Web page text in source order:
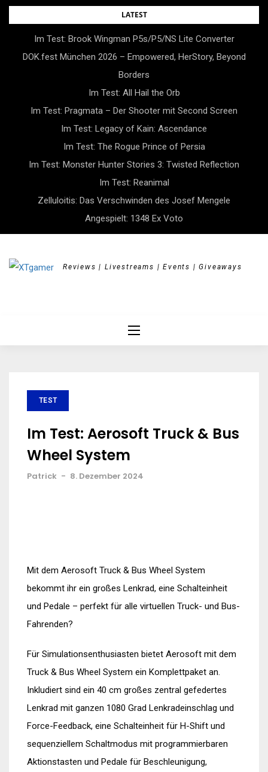
Skip
LATEST
Im Test: Brook Wingman P5s/P5/NS Lite Converter
DOK.fest München 2026 – Empowered, HerStory, Beyond
Borders
Im Test: All Hail the Orb
Im Test: Pragmata – Der Shooter mit Second Screen
Im Test: Legacy of Kain: Ascendance
Im Test: The Rogue Prince of Persia
Im Test: Monster Hunter Stories 3: Twisted Reflection
Im Test: Reanimal
Zelluloitis: Das Verschwinden des Josef Mengele
Angespielt: 1348 Ex Voto
Reviews | Livestreams | Events | Giveaways
TEST
Im Test: Aerosoft Truck & Bus
Wheel System
Patrick - 8. Dezember 2024
Mit dem Aerosoft Truck & Bus Wheel System
bekommt ihr ein großes Lenkrad, eine Schalteinheit
und Pedale – perfekt für alle virtuellen Truck- und Bus-
Fahrenden?
Für Simulationsenthusiasten bietet Aerosoft mit dem
Truck & Bus Wheel System ein Komplettpaket an.
Inkludiert sind ein 40 cm großes zentral gefedertes
Lenkrad mit ganzen 1080 Grad Lenkradeinschlag und
Force-Feedback, eine Schalteinheit für H-Shift und
sequenziellem Schaltmodus mit programmierbaren
Aktionstasten und Pedale für Beschleunigung,